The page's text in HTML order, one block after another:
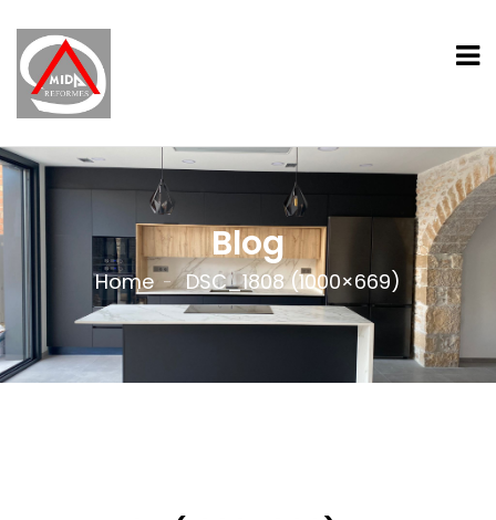
Blog
Home DSC_1808 (1000×669)